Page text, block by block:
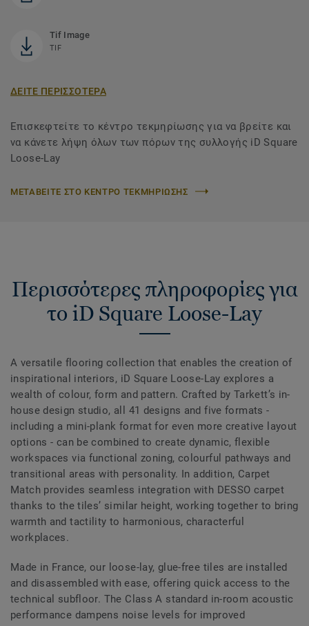
Tif Image
TIF
ΔΕΙΤΕ ΠΕΡΙΣΣΟΤΕΡΑ
Επισκεφτείτε το κέντρο τεκμηρίωσης για να βρείτε και
να κάνετε λήψη όλων των πόρων της συλλογής iD Square
Loose-Lay
ΜΕΤΑΒΕΙΤΕ ΣΤΟ ΚΕΝΤΡΟ ΤΕΚΜΗΡΙΩΣΗΣ
Περισσότερες πληροφορίες για
το iD Square Loose-Lay
A versatile flooring collection that enables the creation of
inspirational interiors, iD Square Loose-Lay explores a
wealth of colour, form and pattern. Crafted by Tarkett’s in-
house design studio, all 41 designs and five formats -
including a mini-plank format for even more creative layout
options - can be combined to create dynamic, flexible
workspaces via functional zoning, colourful pathways and
transitional areas with personality. In addition, Carpet
Match provides seamless integration with DESSO carpet
thanks to the tiles’ similar height, working together to bring
warmth and tactility to harmonious, characterful
workplaces.
Made in France, our loose-lay, glue-free tiles are installed
and disassembled with ease, offering quick access to the
technical subfloor. The Class A standard in-room acoustic
performance dampens noise levels for improved